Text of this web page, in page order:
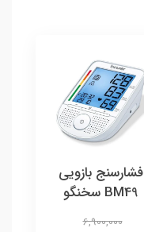
فشارسنج بازویی
BM49 سخنگو
6,900,000